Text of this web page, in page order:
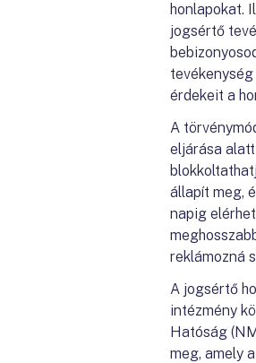
honlapokat.
jogsértő
érdekeit a
A
eljárása
állapít meg,
napig
reklámozná
A jogsértő
intézmény
Hatóság
meg, amely